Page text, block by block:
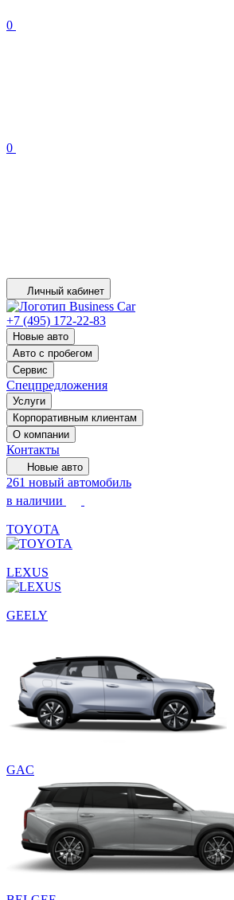
0
0
Личный кабинет
+7 (495) 172-22-83
Новые авто
Авто с пробегом
Сервис
Спецпредложения
Услуги
Корпоративным клиентам
О компании
Контакты
Новые авто
261 новый автомобиль
в наличии
TOYOTA
LEXUS
GEELY
GAC